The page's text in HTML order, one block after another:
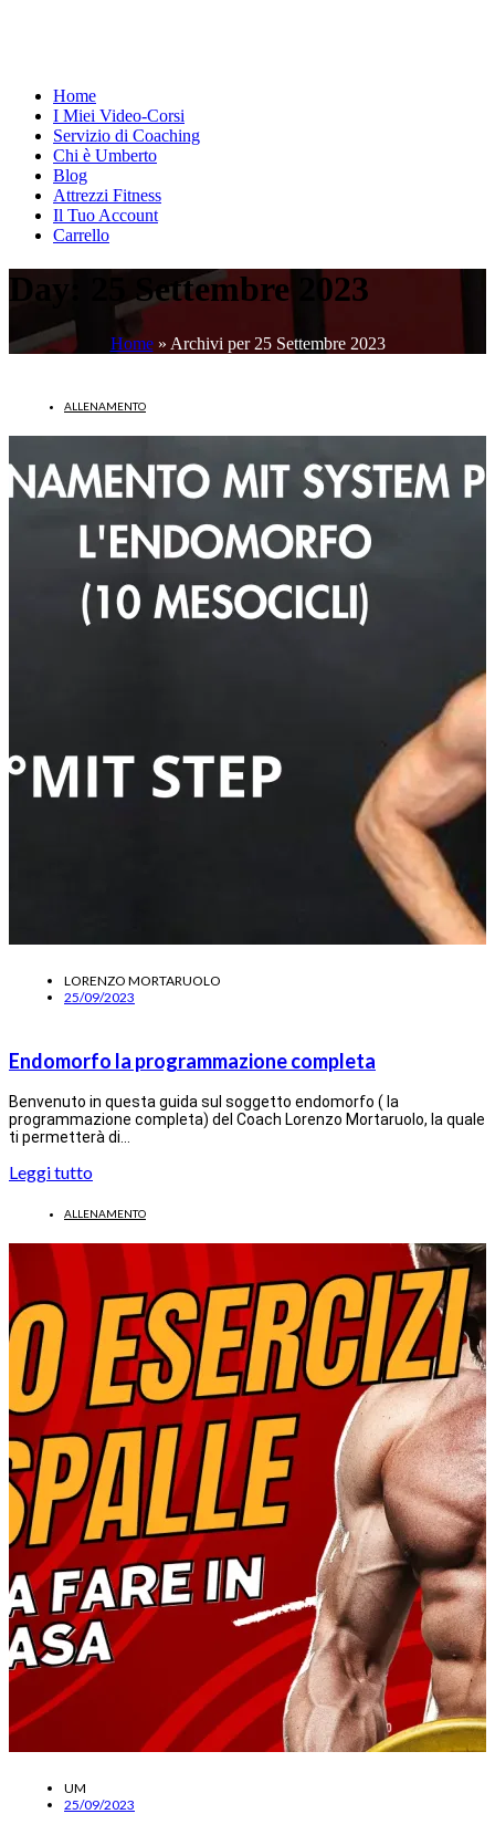
Home
I Miei Video-Corsi
Servizio di Coaching
Chi è Umberto
Blog
Attrezzi Fitness
Il Tuo Account
Carrello
Day: 25 Settembre 2023
Home» Archivi per 25 Settembre 2023
ALLENAMENTO
LORENZO MORTARUOLO
25/09/2023
Endomorfo la programmazione completa
Benvenuto in questa guida sul soggetto endomorfo ( la
programmazione completa) del Coach Lorenzo Mortaruolo, la quale
ti permetterà di…
Leggi tutto
ALLENAMENTO
UM
25/09/2023